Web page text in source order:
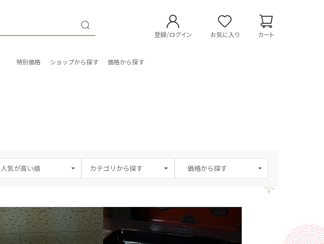
登録/ログイン お気に入り カート
特別価格 ショップから探す 価格から探す
カテゴリから探す